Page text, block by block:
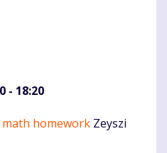
- 18:20
homework Zeyszi